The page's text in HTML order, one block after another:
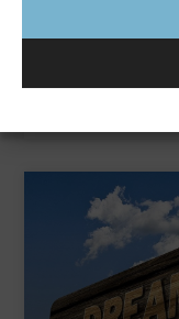
Koken en genieten